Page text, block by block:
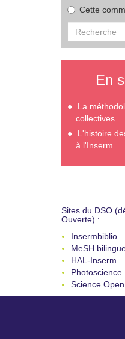
Cette
En
La
collectives
L'histoire
à l'Inserm
Sites du DSO
Ouverte) :
Insermbiblio
MeSH
HAL-Inserm
Photoscience
Science